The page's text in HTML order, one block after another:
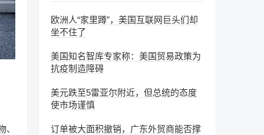
、
欧洲人“家里蹲”，美国互联网巨头们却
坐不住了
美国知名智库专家称：美国贸易政策为
抗疫制造障碍
美元跌至5雷亚尔附近，但总统的态度
使市场谨慎
订单被大面积撤销，广东外贸商能否撑